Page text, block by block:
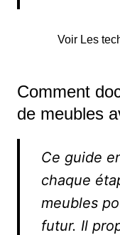
Voir Les
Comment
de meubles
Ce guide
chaque
meubles
futur. Il